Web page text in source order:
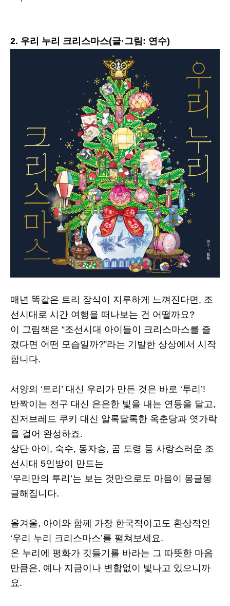
2. 우리 누리 크리스마스(글·그림: 연수)
매년 똑같은 트리 장식이 지루하게 느껴진다면, 조
선시대로 시간 여행을 떠나보는 건 어떨까요?
이 그림책은 “조선시대 아이들이 크리스마스를 즐
겼다면 어떤 모습일까?”라는 기발한 상상에서 시작
합니다.
서양의 ‘트리’ 대신 우리가 만든 것은 바로 ‘투리’!
반짝이는 전구 대신 은은한 빛을 내는 연등을 달고,
진저브레드 쿠키 대신 알록달록한 옥춘당과 엿가락
을 걸어 완성하죠.
상단 아이, 숙수, 동자승, 곰 도령 등 사랑스러운 조
선시대 5인방이 만드는
‘우리만의 투리’는 보는 것만으로도 마음이 몽글몽
글해집니다.
올겨울, 아이와 함께 가장 한국적이고도 환상적인
‘우리 누리 크리스마스’를 펼쳐보세요.
온 누리에 평화가 깃들기를 바라는 그 따뜻한 마음
만큼은, 예나 지금이나 변함없이 빛나고 있으니까
요.